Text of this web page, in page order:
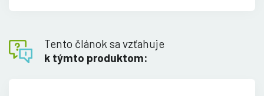
Tento článok sa vzťahuje
k týmto produktom: